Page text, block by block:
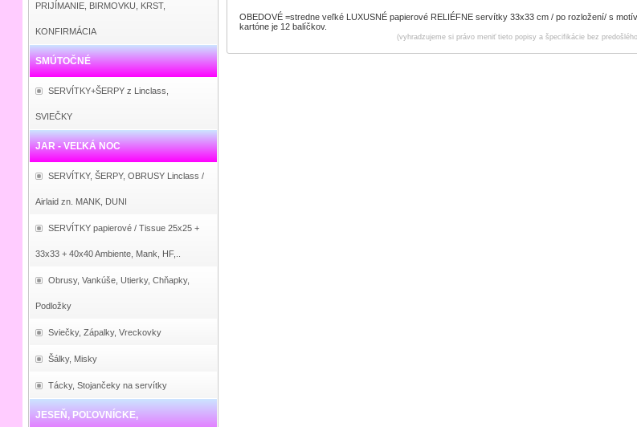
PRIJÍMANIE, BIRMOVKU, KRST,
KONFIRMÁCIA
SMÚTOČNÉ
SERVÍTKY+ŠERPY z Linclass,
SVIEČKY
JAR - VEĽKÁ NOC
SERVÍTKY, ŠERPY, OBRUSY Linclass /
Airlaid zn. MANK, DUNI
SERVÍTKY papierové / Tissue 25x25 +
33x33 + 40x40 Ambiente, Mank, HF,..
Obrusy, Vankúše, Utierky, Chňapky,
Podložky
Sviečky, Zápalky, Vreckovky
Šálky, Misky
Tácky, Stojančeky na servítky
JESEŇ, POĽOVNÍCKE,
OBEDOVÉ =stredne veľké LUXUSNÉ papierové RELIÉFNE servítky 33x33 cm / po rozložení/ s
kartóne je 12 balíčkov.
(vyhradzujeme si právo meniť tieto popisy a špecifikácie bez